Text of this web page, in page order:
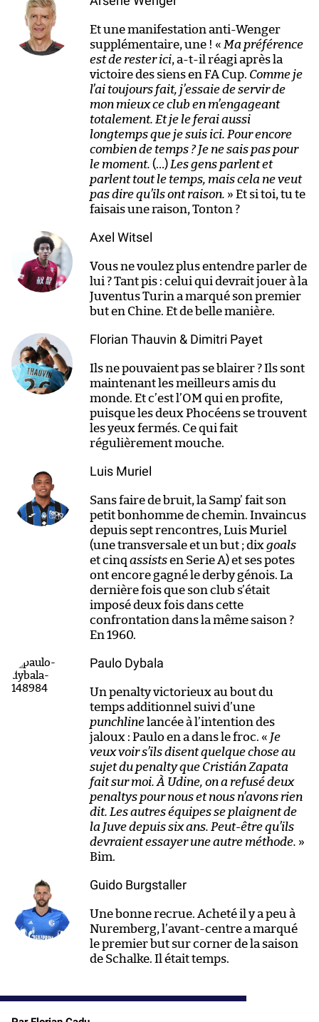
Et une manifestation anti-Wenger
supplémentaire, une ! « Ma préférence
est de rester ici, a-t-il réagi après la
victoire des siens en FA Cup. Comme je
l’ai toujours fait, j’essaie de servir de
mon mieux ce club en m’engageant
totalement. Et je le ferai aussi
longtemps que je suis ici. Pour encore
combien de temps ? Je ne sais pas pour
le moment. (…) Les gens parlent et
parlent tout le temps, mais cela ne veut
pas dire qu’ils ont raison. » Et si toi, tu te
faisais une raison, Tonton ?
Axel Witsel
Vous ne voulez plus entendre parler de
lui ? Tant pis : celui qui devrait jouer à la
Juventus Turin a marqué son premier
but en Chine. Et de belle manière.
Florian Thauvin & Dimitri Payet
Ils ne pouvaient pas se blairer ? Ils sont
maintenant les meilleurs amis du
monde. Et c’est l’OM qui en profite,
puisque les deux Phocéens se trouvent
les yeux fermés. Ce qui fait
régulièrement mouche.
Luis Muriel
Sans faire de bruit, la Samp’ fait son
petit bonhomme de chemin. Invaincus
depuis sept rencontres, Luis Muriel
(une transversale et un but ; dix goals
et cinq assistsen Serie A) et ses potes
ont encore gagné le derby génois. La
dernière fois que son club s’était
imposé deux fois dans cette
confrontation dans la même saison ?
En 1960.
Paulo Dybala
Un penalty victorieux au bout du
temps additionnel suivi d’une
punchline lancée à l’intention des
jaloux : Paulo en a dans le froc. « Je
veux voir s’ils disent quelque chose au
sujet du penalty que Cristián Zapata
fait sur moi. À Udine, on a refusé deux
penaltys pour nous et nous n’avons rien
dit. Les autres équipes se plaignent de
la Juve depuis six ans. Peut-être qu’ils
devraient essayer une autre méthode. »
Bim.
Guido Burgstaller
Une bonne recrue. Acheté il y a peu à
Nuremberg, l’avant-centre a marqué
le premier but sur corner de la saison
de Schalke. Il était temps.